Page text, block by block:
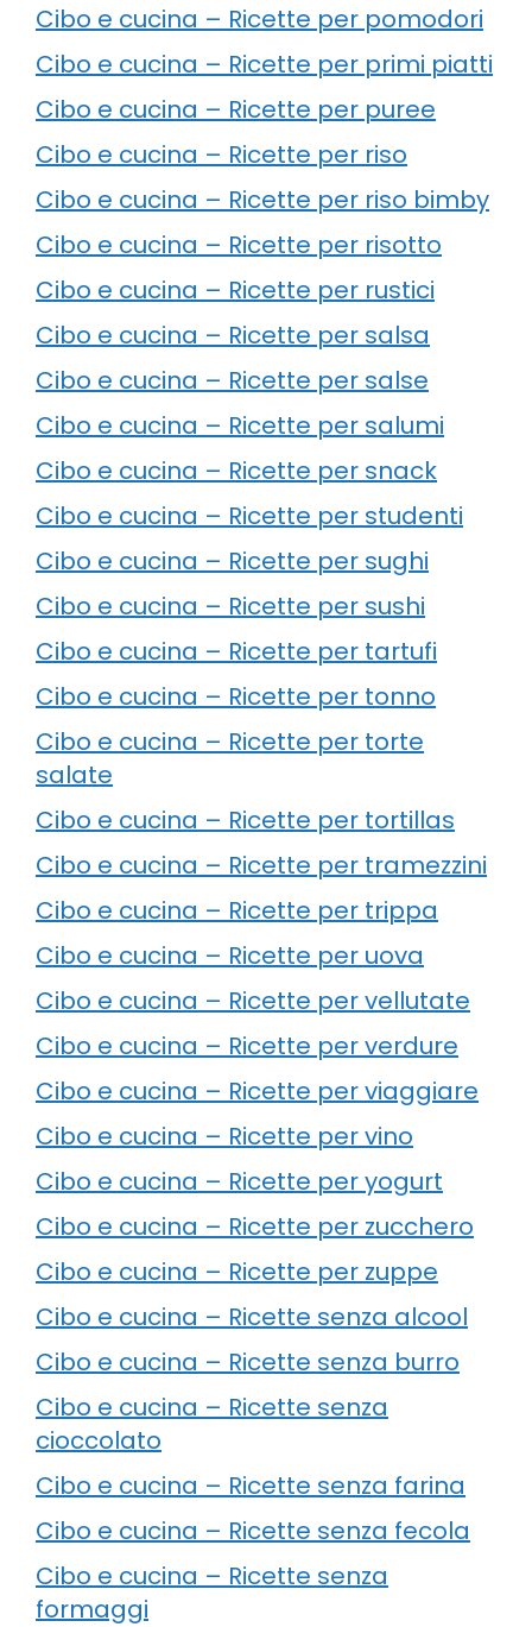
Cibo e cucina – Ricette per pomodori
Cibo e cucina – Ricette per primi piatti
Cibo e cucina – Ricette per puree
Cibo e cucina – Ricette per riso
Cibo e cucina – Ricette per riso bimby
Cibo e cucina – Ricette per risotto
Cibo e cucina – Ricette per rustici
Cibo e cucina – Ricette per salsa
Cibo e cucina – Ricette per salse
Cibo e cucina – Ricette per salumi
Cibo e cucina – Ricette per snack
Cibo e cucina – Ricette per studenti
Cibo e cucina – Ricette per sughi
Cibo e cucina – Ricette per sushi
Cibo e cucina – Ricette per tartufi
Cibo e cucina – Ricette per tonno
Cibo e cucina – Ricette per torte
salate
Cibo e cucina – Ricette per tortillas
Cibo e cucina – Ricette per tramezzini
Cibo e cucina – Ricette per trippa
Cibo e cucina – Ricette per uova
Cibo e cucina – Ricette per vellutate
Cibo e cucina – Ricette per verdure
Cibo e cucina – Ricette per viaggiare
Cibo e cucina – Ricette per vino
Cibo e cucina – Ricette per yogurt
Cibo e cucina – Ricette per zucchero
Cibo e cucina – Ricette per zuppe
Cibo e cucina – Ricette senza alcool
Cibo e cucina – Ricette senza burro
Cibo e cucina – Ricette senza
cioccolato
Cibo e cucina – Ricette senza farina
Cibo e cucina – Ricette senza fecola
Cibo e cucina – Ricette senza
formaggi